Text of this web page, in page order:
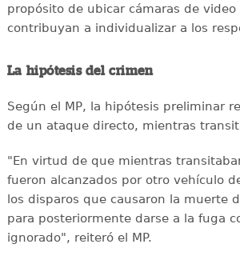
propósito de ubicar cámaras de
contribuyan a individualizar a los
La hipótesis del crimen
Según el MP, la hipótesis preliminar
de un ataque directo, mientras
"En virtud de que mientras
fueron alcanzados por otro vehículo
los disparos que causaron la muerte
para posteriormente darse a la fuga
ignorado", reiteró el MP.